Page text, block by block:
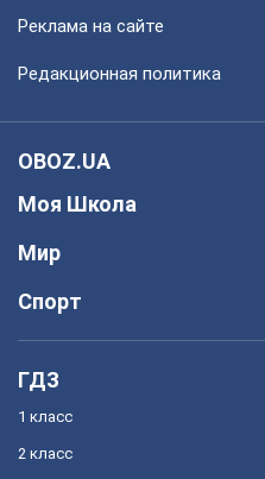
Реклама на сайте
Редакционная политика
OBOZ.UA
Моя Школа
Мир
Спорт
ГДЗ
1 класс
2 класс